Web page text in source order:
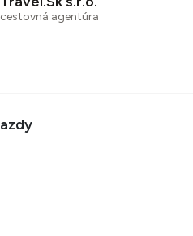
cestovná agentúra